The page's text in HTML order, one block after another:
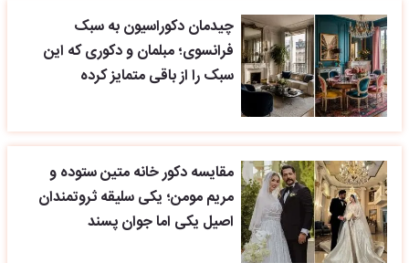
چیدمان دکوراسیون به سبک
فرانسوی؛ مبلمان و دکوری که این
سبک را از باقی متمایز کرده
مقایسه دکور خانه متین ستوده و
مریم مومن؛ یکی سلیقه ثروتمندان
اصیل یکی اما جوان پسند